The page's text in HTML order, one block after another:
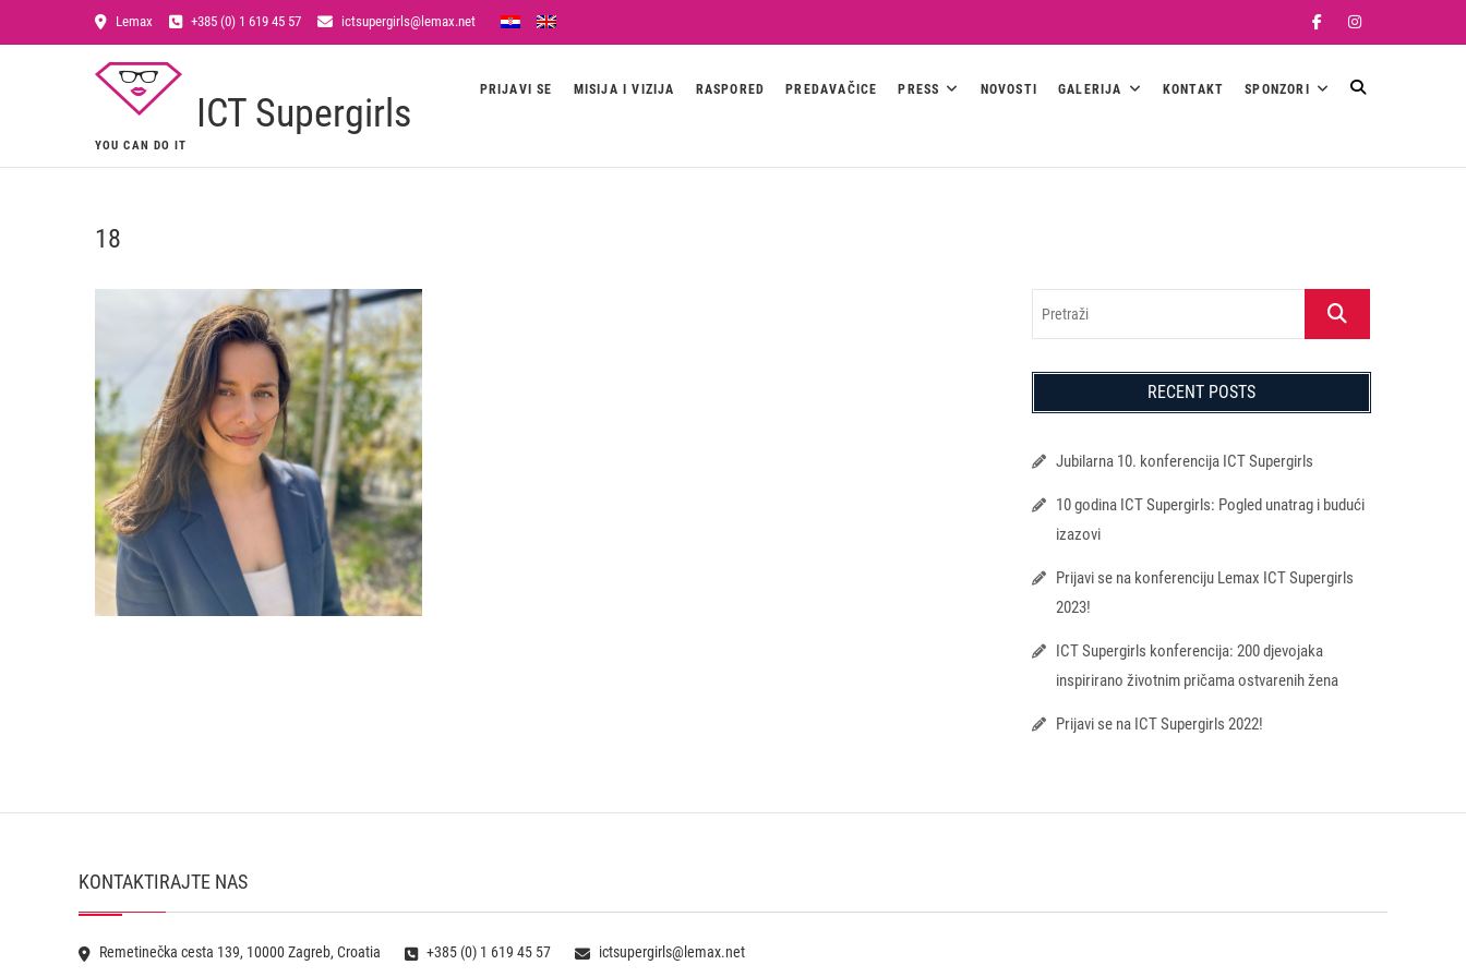
Lemax +385 (0) 1 619 45 57 ictsupergirls@lemax.net FacebookInstagram
ICT Supergirls
YOU CAN DO IT
PRIJAVI SE MISIJA I VIZIJA RASPORED PREDAVAČICE PRESS NOVOSTI GALERIJA KONTAKT SPONZORI
18
Pretraži
RECENT POSTS
Jubilarna 10. konferencija ICT Supergirls
10 godina ICT Supergirls: Pogled unatrag i budući
izazovi
Prijavi se na konferenciju Lemax ICT Supergirls
2023!
ICT Supergirls konferencija: 200 djevojaka
inspirirano životnim pričama ostvarenih žena
Prijavi se na ICT Supergirls 2022!
KONTAKTIRAJTE NAS
Remetinečka cesta 139, 10000 Zagreb, Croatia +385 (0) 1 619 45 57 ictsupergirls@lemax.net